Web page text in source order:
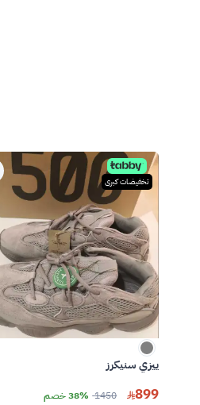
تخفيضات كبرى
ييزي سنيكرز
899
1450 38% خصم